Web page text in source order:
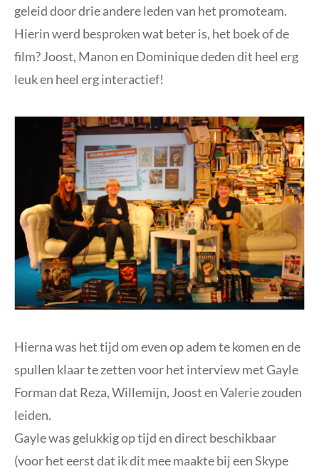
geleid door drie andere leden van het promoteam.
Hierin werd besproken wat beter is, het boek of de
film? Joost, Manon en Dominique deden dit heel erg
leuk en heel erg interactief!
Hierna was het tijd om even op adem te komen en de
spullen klaar te zetten voor het interview met Gayle
Forman dat Reza, Willemijn, Joost en Valerie zouden
leiden.
Gayle was gelukkig op tijd en direct beschikbaar
(voor het eerst dat ik dit mee maakte bij een Skype